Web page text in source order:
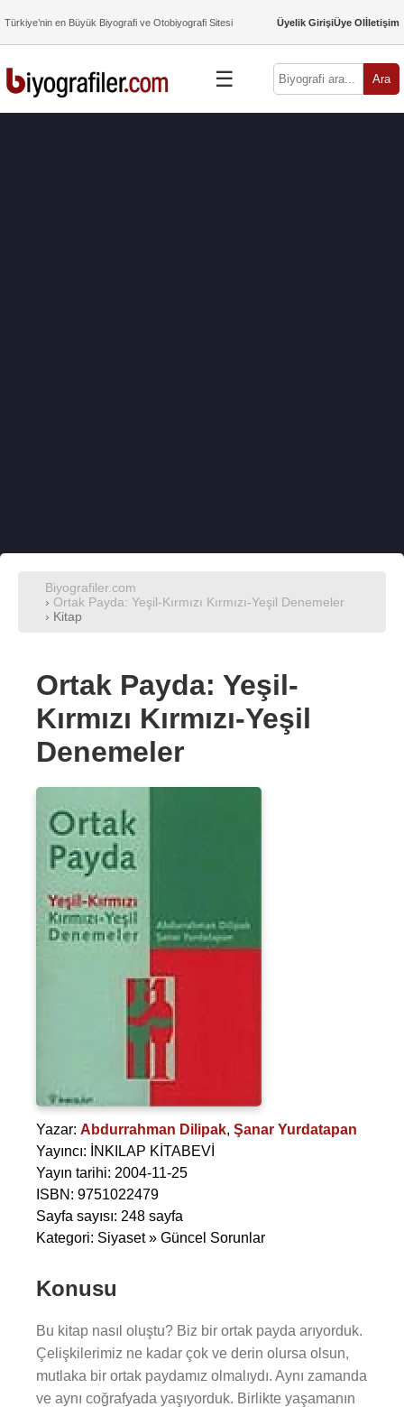
Türkiye’nin en Büyük Biyografi ve Otobiyografi Sitesi Üyelik GirişiÜye Olİletişim
☰ Ara
Biyografiler.com
› Ortak Payda: Yeşil-Kırmızı Kırmızı-Yeşil Denemeler
› Kitap
Ortak Payda: Yeşil-
Kırmızı Kırmızı-Yeşil
Denemeler
Yazar: Abdurrahman Dilipak, Şanar Yurdatapan
Yayıncı: İNKILAP KİTABEVİ
Yayın tarihi: 2004-11-25
ISBN: 9751022479
Sayfa sayısı: 248 sayfa
Kategori: Siyaset » Güncel Sorunlar
Konusu
Bu kitap nasıl oluştu? Biz bir ortak payda arıyorduk.
Çelişkilerimiz ne kadar çok ve derin olursa olsun,
mutlaka bir ortak paydamız olmalıydı. Aynı zamanda
ve aynı coğrafyada yaşıyorduk. Birlikte yaşamanın